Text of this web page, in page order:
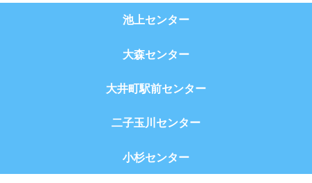
池上センター
大森センター
大井町駅前センター
二子玉川センター
小杉センター